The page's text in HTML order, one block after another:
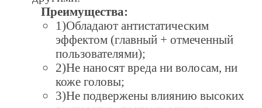
Преимущества:
1)Обладают антистатическим
эффектом (главный + отмеченный
пользователями);
2)Не наносят вреда ни волосам, ни
коже головы;
3)Не подвержены влиянию высоких